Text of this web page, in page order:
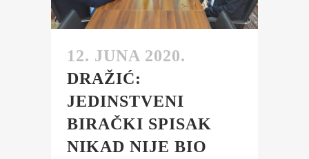
12. JUNA 2020.
DRAŽIĆ:
JEDINSTVENI
BIRAČKI SPISAK
NIKAD NIJE BIO